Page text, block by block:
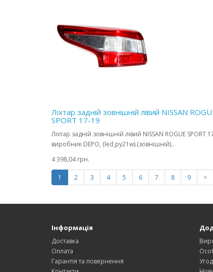
Ліхтар задній зовнішній лівий NISSAN
SPORT 17-19
Ліхтар задній зовнішній лівий NISSAN ROGUE SPORT
виробник DEPO, (led,py21w).(зовнішній)..
4 398,04 грн.
1 2 3 4 5 6 7 8 9 >
Інформація
Доставка
Оплата
Гарантія та повернення